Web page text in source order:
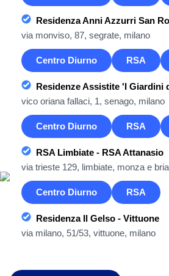
Residenza Anni Azzurri San
via monviso, 87, segrate, milano
Centro Diurno RSA
Residenze Assistite 'I Giardini
vico oriana fallaci, 1, senago, milano
Centro Diurno RSA
RSA Limbiate - RSA Attanasio
via trieste 129, limbiate, monza e
Centro Diurno RSA
Residenza Il Gelso - Vittuone
via milano, 51/53, vittuone, milano